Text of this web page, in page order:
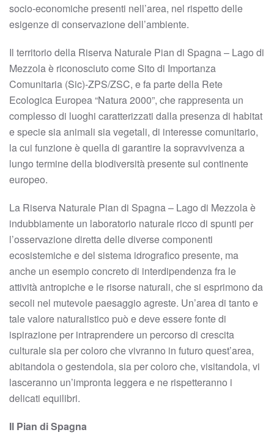
socio-economiche presenti nell’area, nel rispetto delle
esigenze di conservazione dell’ambiente.
Il territorio della Riserva Naturale Pian di Spagna – Lago di
Mezzola è riconosciuto come Sito di Importanza
Comunitaria (Sic)-ZPS/ZSC, e fa parte della Rete
Ecologica Europea “Natura 2000”, che rappresenta un
complesso di luoghi caratterizzati dalla presenza di habitat
e specie sia animali sia vegetali, di interesse comunitario,
la cui funzione è quella di garantire la sopravvivenza a
lungo termine della biodiversità presente sul continente
europeo.
La Riserva Naturale Pian di Spagna – Lago di Mezzola è
indubbiamente un laboratorio naturale ricco di spunti per
l’osservazione diretta delle diverse componenti
ecosistemiche e del sistema idrografico presente, ma
anche un esempio concreto di interdipendenza fra le
attività antropiche e le risorse naturali, che si esprimono da
secoli nel mutevole paesaggio agreste. Un’area di tanto e
tale valore naturalistico può e deve essere fonte di
ispirazione per intraprendere un percorso di crescita
culturale sia per coloro che vivranno in futuro quest’area,
abitandola o gestendola, sia per coloro che, visitandola, vi
lasceranno un’impronta leggera e ne rispetteranno i
delicati equilibri.
Il Pian di Spagna